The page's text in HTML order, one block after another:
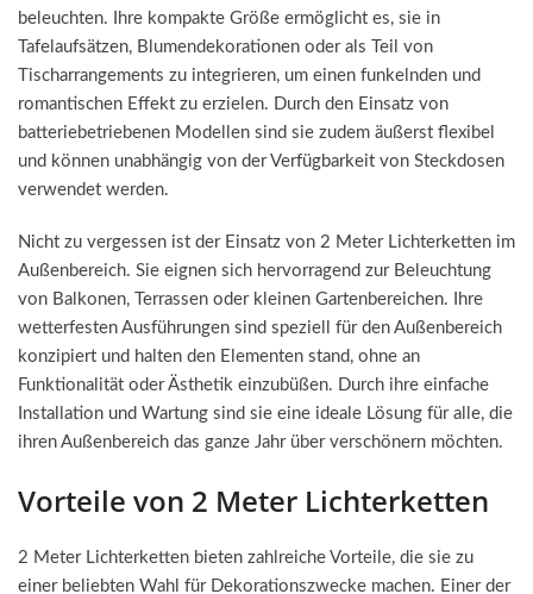
beleuchten. Ihre kompakte Größe ermöglicht es, sie in
Tafelaufsätzen, Blumendekorationen oder als Teil von
Tischarrangements zu integrieren, um einen funkelnden und
romantischen Effekt zu erzielen. Durch den Einsatz von
batteriebetriebenen Modellen sind sie zudem äußerst flexibel
und können unabhängig von der Verfügbarkeit von Steckdosen
verwendet werden.
Nicht zu vergessen ist der Einsatz von 2 Meter Lichterketten im
Außenbereich. Sie eignen sich hervorragend zur Beleuchtung
von Balkonen, Terrassen oder kleinen Gartenbereichen. Ihre
wetterfesten Ausführungen sind speziell für den Außenbereich
konzipiert und halten den Elementen stand, ohne an
Funktionalität oder Ästhetik einzubüßen. Durch ihre einfache
Installation und Wartung sind sie eine ideale Lösung für alle, die
ihren Außenbereich das ganze Jahr über verschönern möchten.
Vorteile von 2 Meter Lichterketten
2 Meter Lichterketten bieten zahlreiche Vorteile, die sie zu
einer beliebten Wahl für Dekorationszwecke machen. Einer der